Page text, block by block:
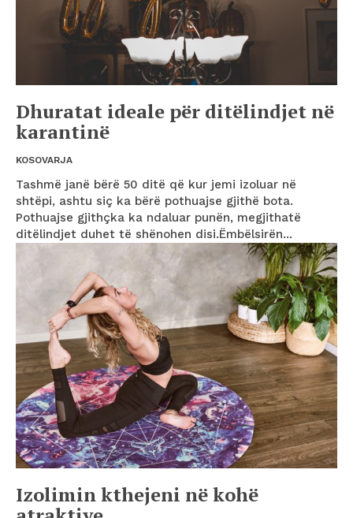
Dhuratat ideale për ditëlindjet në
karantinë
KOSOVARJA
Tashmë janë bërë 50 ditë që kur jemi izoluar në
shtëpi, ashtu siç ka bërë pothuajse gjithë bota.
Pothuajse gjithçka ka ndaluar punën, megjithatë
ditëlindjet duhet të shënohen disi.Ëmbëlsirën...
Izolimin kthejeni në kohë